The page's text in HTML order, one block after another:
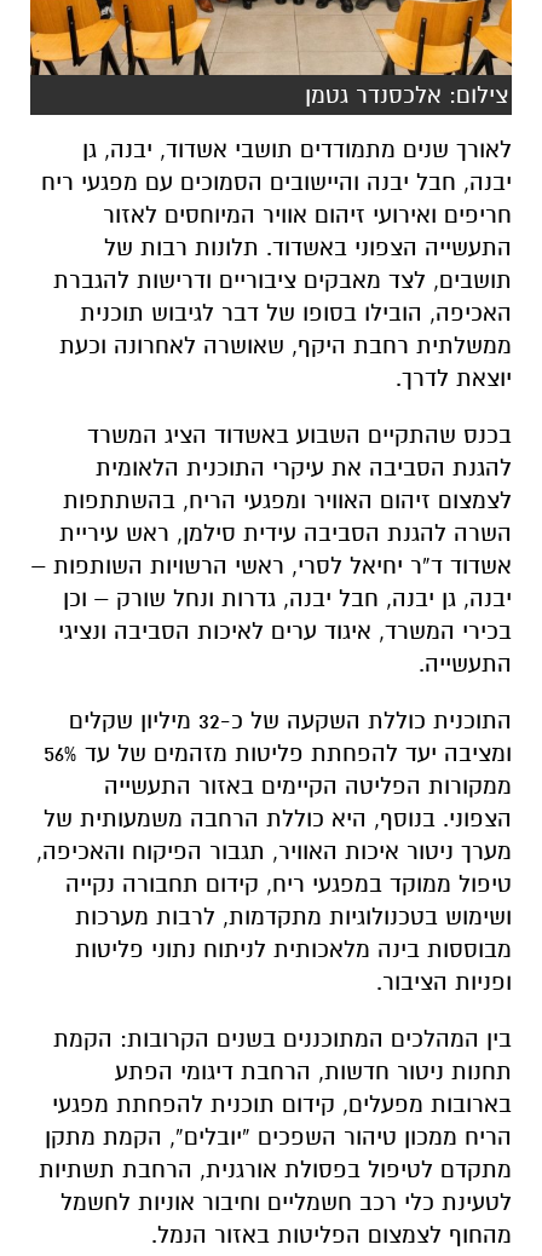
צילום: אלכסנדר גטמן
לאורך שנים מתמודדים תושבי אשדוד, יבנה, גן
יבנה, חבל יבנה והיישובים הסמוכים עם מפגעי ריח
חריפים ואירועי זיהום אוויר המיוחסים לאזור
התעשייה הצפוני באשדוד. תלונות רבות של
תושבים, לצד מאבקים ציבוריים ודרישות להגברת
האכיפה, הובילו בסופו של דבר לגיבוש תוכנית
ממשלתית רחבת היקף, שאושרה לאחרונה וכעת
יוצאת לדרך.
בכנס שהתקיים השבוע באשדוד הציג המשרד
להגנת הסביבה את עיקרי התוכנית הלאומית
לצמצום זיהום האוויר ומפגעי הריח, בהשתתפות
השרה להגנת הסביבה עידית סילמן, ראש עיריית
אשדוד ד”ר יחיאל לסרי, ראשי הרשויות השותפות –
יבנה, גן יבנה, חבל יבנה, גדרות ונחל שורק – וכן
בכירי המשרד, איגוד ערים לאיכות הסביבה ונציגי
התעשייה.
התוכנית כוללת השקעה של כ-32 מיליון שקלים
ומציבה יעד להפחתת פליטות מזהמים של עד 56%
ממקורות הפליטה הקיימים באזור התעשייה
הצפוני. בנוסף, היא כוללת הרחבה משמעותית של
מערך ניטור איכות האוויר, תגבור הפיקוח והאכיפה,
טיפול ממוקד במפגעי ריח, קידום תחבורה נקייה
ושימוש בטכנולוגיות מתקדמות, לרבות מערכות
מבוססות בינה מלאכותית לניתוח נתוני פליטות
ופניות הציבור.
בין המהלכים המתוכננים בשנים הקרובות: הקמת
תחנות ניטור חדשות, הרחבת דיגומי הפתע
בארובות מפעלים, קידום תוכנית להפחתת מפגעי
הריח ממכון טיהור השפכים “יובלים”, הקמת מתקן
מתקדם לטיפול בפסולת אורגנית, הרחבת תשתיות
לטעינת כלי רכב חשמליים וחיבור אוניות לחשמל
מהחוף לצמצום הפליטות באזור הנמל.